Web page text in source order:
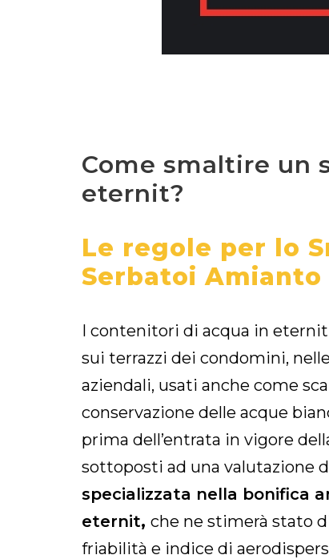
Come smaltire un
eternit?
Le regole per lo
Serbatoi Amianto
I contenitori di acqua in
sui terrazzi dei condomini,
aziendali, usati anche come
conservazione delle acque
prima dell’entrata in vigore
sottoposti ad una valutazione
specializzata nella bonifica
eternit, che ne stimerà stato
friabilità e indice di